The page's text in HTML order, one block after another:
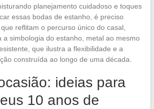
planejamento cuidadoso e toques
essas bodas de estanho, é preciso
reflitam o percurso único do casal,
a simbologia do estanho, metal ao mesmo
que ilustra a flexibilidade e a
construída ao longo de uma década.
ideias para
10 anos de